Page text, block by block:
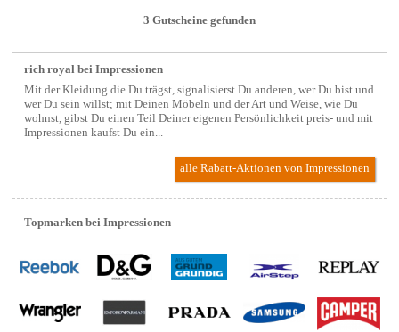
3 Gutscheine gefunden
rich royal bei Impressionen
Mit der Kleidung die Du trägst, signalisierst Du anderen, wer Du bist und
wer Du sein willst; mit Deinen Möbeln und der Art und Weise, wie Du
wohnst, gibst Du einen Teil Deiner eigenen Persönlichkeit preis- und mit
Impressionen kaufst Du ein...
alle Rabatt-Aktionenvon Impressionen
Topmarken bei Impressionen